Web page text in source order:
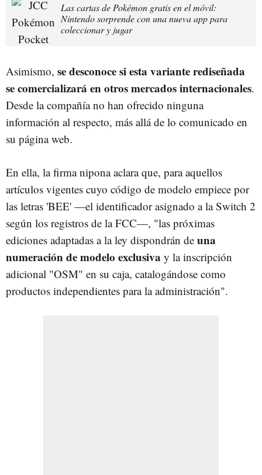
Las cartas de Pokémon gratis en el móvil:
Nintendo sorprende con una nueva app para
coleccionar y jugar
Asimismo, se desconoce si esta variante rediseñada
se comercializará en otros mercados internacionales.
Desde la compañía no han ofrecido ninguna
información al respecto, más allá de lo comunicado en
su página web.
En ella, la firma nipona aclara que, para aquellos
artículos vigentes cuyo código de modelo empiece por
las letras 'BEE' —el identificador asignado a la Switch 2
según los registros de la FCC—, "las próximas
ediciones adaptadas a la ley dispondrán de una
numeración de modelo exclusiva y la inscripción
adicional "OSM" en su caja, catalogándose como
productos independientes para la administración".